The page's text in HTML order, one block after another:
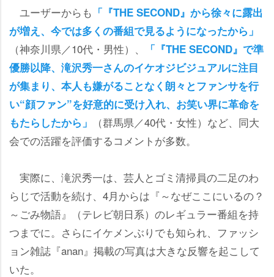
ユーザーからも 「『THE SECOND』から徐々に露出
が増え、今では多くの番組で見るようになったから」
（神奈川県／10代・男性）、
「『THE SECOND』で準
優勝以降、滝沢秀一さんのイケオジビジュアルに注目
が集まり、本人も嫌がることなく朗々とファンサを行
い“顔ファン”を好意的に受け入れ、お笑い界に革命を
もたらしたから」
（群馬県／40代・女性）など、同大
会での活躍を評価するコメントが多数。
実際に、滝沢秀一は、芸人とゴミ清掃員の二足のわ
らじで活動を続け、4月からは『～なぜここにいるの？
～ごみ物語』（テレビ朝日系）のレギュラー番組を持
つまでに。さらにイケメンぶりでも知られ、ファッシ
ョン雑誌『anan』掲載の写真は大きな反響を起こして
いた。